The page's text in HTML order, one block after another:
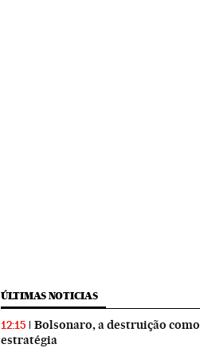
ÚLTIMAS NOTICIAS
12:15
Bolsonaro, a destruição como
estratégia